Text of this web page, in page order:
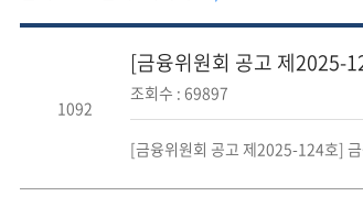
1092
[금융위원회 공고 제2025-
조회수 : 69897
[금융위원회 공고 제2025-124호]